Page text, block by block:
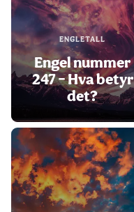
ENGLETALL
Engel nummer
247 – Hva betyr
det?